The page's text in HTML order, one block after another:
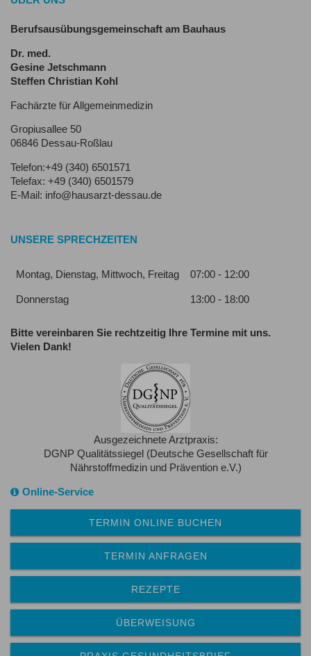
Berufsausübungsgemeinschaft am Bauhaus
Dr. med.
Gesine Jetschmann
Steffen Christian Kohl
Fachärzte für Allgemeinmedizin
Gropiusallee 50
06846 Dessau-Roßlau
Telefon:+49 (340) 6501571
Telefax: +49 (340) 6501579
E-Mail: info@hausarzt-dessau.de
UNSERE SPRECHZEITEN
Montag, Dienstag, Mittwoch, Freitag 07:00 - 12:00
Donnerstag 13:00 - 18:00
Bitte vereinbaren Sie rechtzeitig Ihre Termine mit uns.
Vielen Dank!
Ausgezeichnete Arztpraxis:
DGNP Qualitätssiegel (Deutsche Gesellschaft für
Nährstoffmedizin und Prävention e.V.)
Online-Service
TERMIN ONLINE BUCHEN
TERMIN ANFRAGEN
REZEPTE
ÜBERWEISUNG